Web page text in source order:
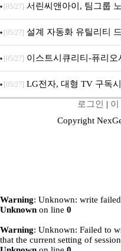
시
[05/27] 서린씨앤아이, 팀그룹
5600MHz 16GB 출시
[05/27] 설계 자동화 유틸리티
무상 배포
[05/27] 이스트시큐리티-퓨리
세대 AI 보안 플랫폼 구축
[05/27] LG전자, 대형 TV 구독
로그인 | 이
Copyright
Warning: Unknown: write
Unknown on line 0
Warning: Unknown: Failed to
that the current setting of